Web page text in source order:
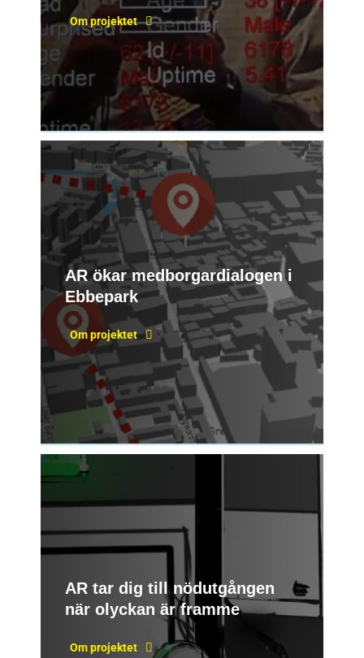
Om projektet
AR ökar medborgardialogen i
Ebbepark
Om projektet
AR tar dig till nödutgången
när olyckan är framme
Om projektet